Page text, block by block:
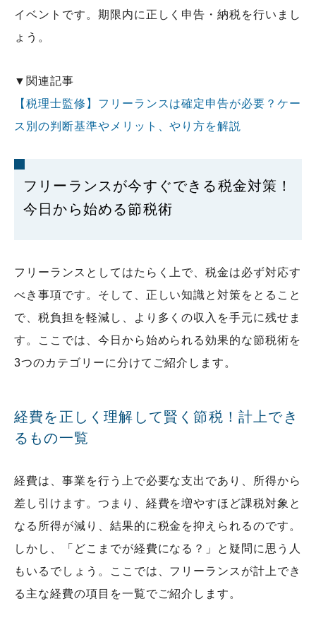
イベントです。期限内に正しく申告・納税を行いまし
ょう。
▼関連記事
【税理士監修】フリーランスは確定申告が必要？ケー
ス別の判断基準やメリット、やり方を解説
フリーランスが今すぐできる税金対策！
今日から始める節税術
フリーランスとしてはたらく上で、税金は必ず対応す
べき事項です。そして、正しい知識と対策をとること
で、税負担を軽減し、より多くの収入を手元に残せま
す。ここでは、今日から始められる効果的な節税術を
3つのカテゴリーに分けてご紹介します。
経費を正しく理解して賢く節税！計上でき
るもの一覧
経費は、事業を行う上で必要な支出であり、所得から
差し引けます。つまり、経費を増やすほど課税対象と
なる所得が減り、結果的に税金を抑えられるのです。
しかし、「どこまでが経費になる？」と疑問に思う人
もいるでしょう。ここでは、フリーランスが計上でき
る主な経費の項目を一覧でご紹介します。